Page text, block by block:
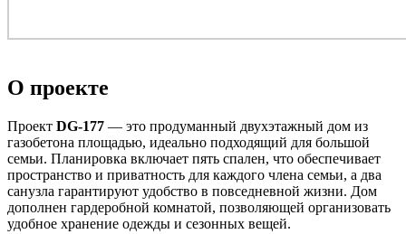
О проекте
Проект DG-177 — это продуманный двухэтажный дом из
газобетона площадью, идеально подходящий для большой
семьи. Планировка включает пять спален, что обеспечивает
пространство и приватность для каждого члена семьи, а два
санузла гарантируют удобство в повседневной жизни. Дом
дополнен гардеробной комнатой, позволяющей организовать
удобное хранение одежды и сезонных вещей.